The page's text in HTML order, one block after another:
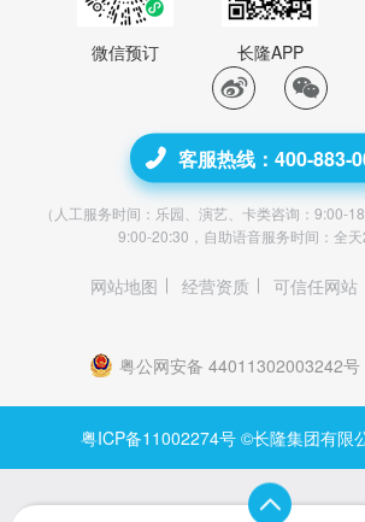
微信预订 长隆APP
客服热线：400-883-
（人工服务时间：乐园、演艺、卡类咨询：9:00-
9:00-20:30，自助语音服务时间：全天
网站地图 经营资质 可信任网站
粤公网安备 44011302003242号
粤ICP备11002274号©长隆集团有限